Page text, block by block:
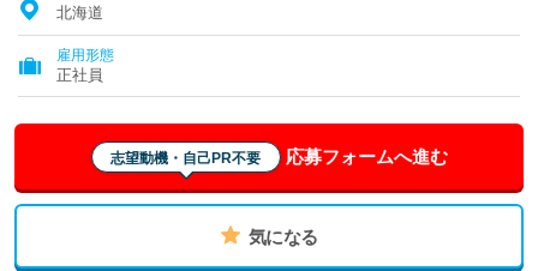
北海道
雇用形態
正社員
志望動機・自己PR不要 応募フォームへ進む
気になる